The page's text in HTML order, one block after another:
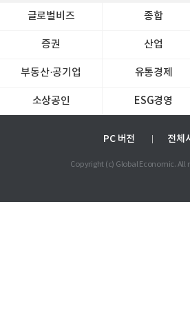
글로벌비즈 종합
증권 산업
부동산·공기업 유통경제
소상공인 ESG경영
PC 버전 전체
Copyright (c) Global Economic. All